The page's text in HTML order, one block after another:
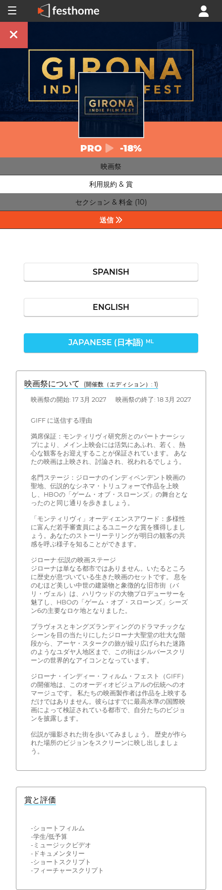
PRO -18%
映画祭
利用規約 & 賞
セクション & 料金 (10)
送信
SPANISH
ENGLISH
JAPANESE (日本語) ML
映画祭について (開催数（エディション）: 1)
映画祭の開始: 17 3月 2027 映画祭の終了: 18 3月 2027
GIFF に送信する理由
満席保証：モンティリヴィ研究所とのパートナーシッ
プにより、メイン上映会には活気にあふれ、若く、熱
心な観客をお迎えすることが保証されています。 あな
たの映画は上映され、討論され、祝われるでしょう。
名門ステージ：ジローナのインディペンデント映画の
聖地、伝説的なシネマ・トリュフォーで作品を上映
し、HBOの「ゲーム・オブ・スローンズ」の舞台とな
ったのと同じ通りを歩きましょう。
「モンティリヴィ」オーディエンスアワード：多様性
に富んだ若手審査員によるユニークな賞を獲得しまし
ょう。あなたのストーリーテリングが明日の観客の共
感を呼ぶ様子を知ることができます。
ジローナ:伝説の映画ステージ
ジローナは単なる都市ではありません。いたるところ
に歴史が息づいている生きた映画のセットです。 息を
のむほど美しい中世の建築物と象徴的な旧市街（バ
リ・ヴェル）は、ハリウッドの大物プロデューサーを
魅了し、HBOの「ゲーム・オブ・スローンズ」シーズ
ン6の主要なロケ地となりました。
ブラヴォスとキングズランディングのドラマチックな
シーンを目の当たりにしたジローナ大聖堂の壮大な階
段から、アーヤ・スタークの旅が繰り広げられた迷路
のようなユダヤ人地区まで、この街はシルバースクリ
ーンの世界的なアイコンとなっています。
ジローナ・インディー・フィルム・フェスト（GIFF）
の開催地は、このオーディオビジュアルの伝統へのオ
マージュです。 私たちの映画製作者は作品を上映する
だけではありません。彼らはすでに最高水準の国際映
画によって検証されている都市で、自分たちのビジョ
ンを披露します。
伝説が撮影された街を歩いてみましょう。 歴史が作ら
れた場所のビジョンをスクリーンに映し出しましょ
う。
賞と評価
-ショートフィルム
-学生/低予算
-ミュージックビデオ
-ドキュメンタリー
-ショートスクリプト
-フィーチャースクリプト